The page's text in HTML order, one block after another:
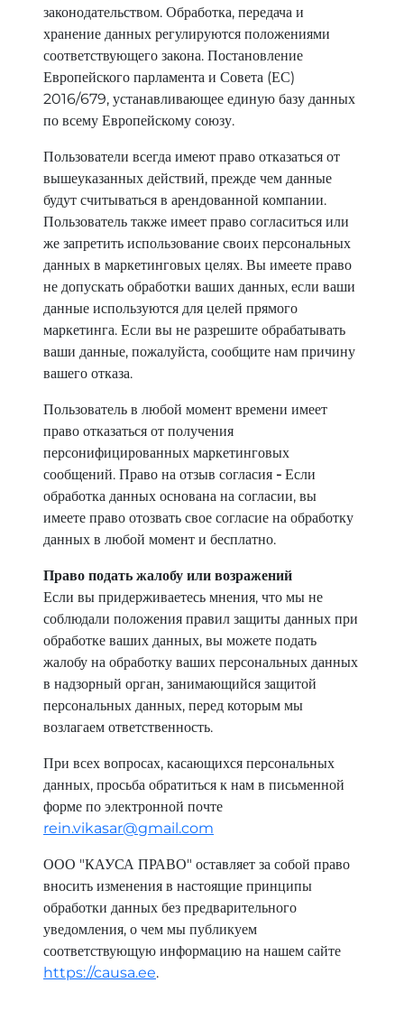
законодательством. Обработка, передача и
хранение данных регулируются положениями
соответствующего закона. Постановление
Европейского парламента и Совета (ЕС)
2016/679, устанавливающее единую базу данных
по всему Европейскому союзу.
Пользователи всегда имеют право отказаться от
вышеуказанных действий, прежде чем данные
будут считываться в арендованной компании.
Пользователь также имеет право согласиться или
же запретить использование своих персональных
данных в маркетинговых целях. Вы имеете право
не допускать обработки ваших данных, если ваши
данные используются для целей прямого
маркетинга. Если вы не разрешите обрабатывать
ваши данные, пожалуйста, сообщите нам причину
вашего отказа.
Пользователь в любой момент времени имеет
право отказаться от получения
персонифицированных маркетинговых
сообщений. Право на отзыв согласия - Если
обработка данных основана на согласии, вы
имеете право отозвать свое согласие на обработку
данных в любой момент и бесплатно.
Право подать жалобу или возражений
Если вы придерживаетесь мнения, что мы не
соблюдали положения правил защиты данных при
обработке ваших данных, вы можете подать
жалобу на обработку ваших персональных данных
в надзорный орган, занимающийся защитой
персональных данных, перед которым мы
возлагаем ответственность.
При всех вопросах, касающихся персональных
данных, просьба обратиться к нам в письменной
форме по электронной почте
rein.vikasar@gmail.com
ООО "КАУСА ПРАВО" оставляет за собой право
вносить изменения в настоящие принципы
обработки данных без предварительного
уведомления, о чем мы публикуем
соответствующую информацию на нашем сайте
https://causa.ee.